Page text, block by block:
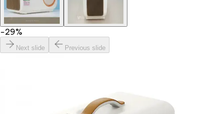
−29%
Next slide Previous slide